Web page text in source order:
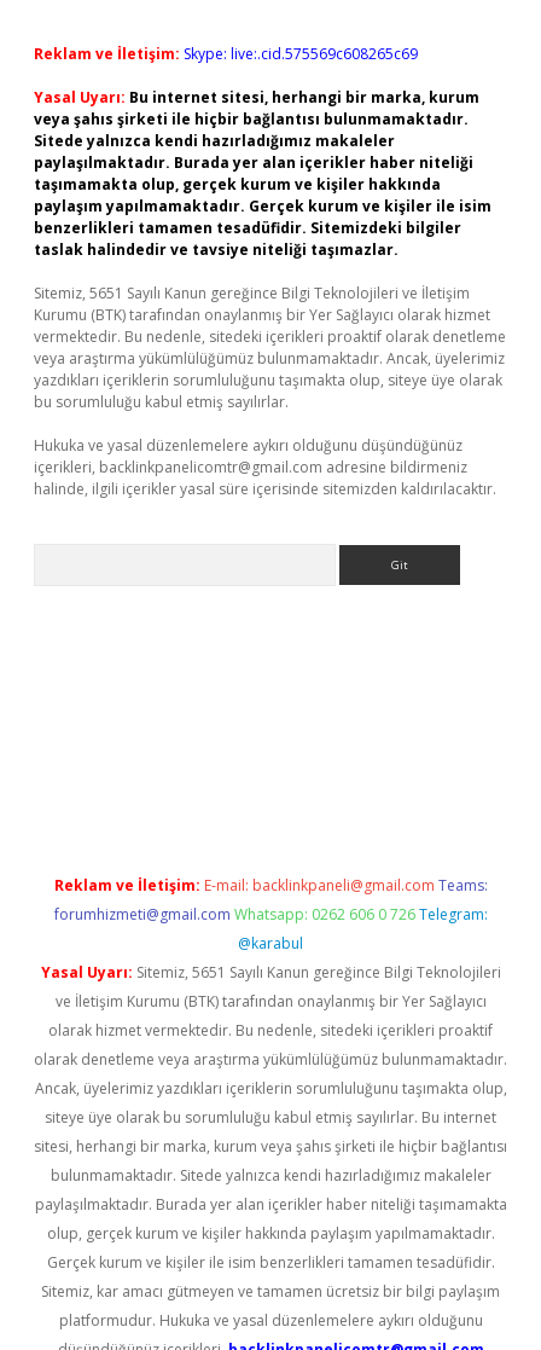
Reklam ve İletişim: Skype: live:.cid.575569c608265c69
Yasal Uyarı: Bu internet sitesi, herhangi bir marka, kurum
veya şahıs şirketi ile hiçbir bağlantısı bulunmamaktadır.
Sitede yalnızca kendi hazırladığımız makaleler
paylaşılmaktadır. Burada yer alan içerikler haber niteliği
taşımamakta olup, gerçek kurum ve kişiler hakkında
paylaşım yapılmamaktadır. Gerçek kurum ve kişiler ile isim
benzerlikleri tamamen tesadüfidir. Sitemizdeki bilgiler
taslak halindedir ve tavsiye niteliği taşımazlar.
Sitemiz, 5651 Sayılı Kanun gereğince Bilgi Teknolojileri ve İletişim
Kurumu (BTK) tarafından onaylanmış bir Yer Sağlayıcı olarak hizmet
vermektedir. Bu nedenle, sitedeki içerikleri proaktif olarak denetleme
veya araştırma yükümlülüğümüz bulunmamaktadır. Ancak, üyelerimiz
yazdıkları içeriklerin sorumluluğunu taşımakta olup, siteye üye olarak
bu sorumluluğu kabul etmiş sayılırlar.
Hukuka ve yasal düzenlemelere aykırı olduğunu düşündüğünüz
içerikleri, backlinkpanelicomtr@gmail.com adresine bildirmeniz
halinde, ilgili içerikler yasal süre içerisinde sitemizden kaldırılacaktır.
Reklam ve İletişim: E-mail: backlinkpaneli@gmail.com Teams:
forumhizmeti@gmail.com Whatsapp: 0262 606 0 726 Telegram:
@karabul
Yasal Uyarı: Sitemiz, 5651 Sayılı Kanun gereğince Bilgi Teknolojileri
ve İletişim Kurumu (BTK) tarafından onaylanmış bir Yer Sağlayıcı
olarak hizmet vermektedir. Bu nedenle, sitedeki içerikleri proaktif
olarak denetleme veya araştırma yükümlülüğümüz bulunmamaktadır.
Ancak, üyelerimiz yazdıkları içeriklerin sorumluluğunu taşımakta olup,
siteye üye olarak bu sorumluluğu kabul etmiş sayılırlar. Bu internet
sitesi, herhangi bir marka, kurum veya şahıs şirketi ile hiçbir bağlantısı
bulunmamaktadır. Sitede yalnızca kendi hazırladığımız makaleler
paylaşılmaktadır. Burada yer alan içerikler haber niteliği taşımamakta
olup, gerçek kurum ve kişiler hakkında paylaşım yapılmamaktadır.
Gerçek kurum ve kişiler ile isim benzerlikleri tamamen tesadüfidir.
Sitemiz, kar amacı gütmeyen ve tamamen ücretsiz bir bilgi paylaşım
platformudur. Hukuka ve yasal düzenlemelere aykırı olduğunu